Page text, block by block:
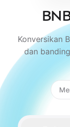
Konversikan
dan